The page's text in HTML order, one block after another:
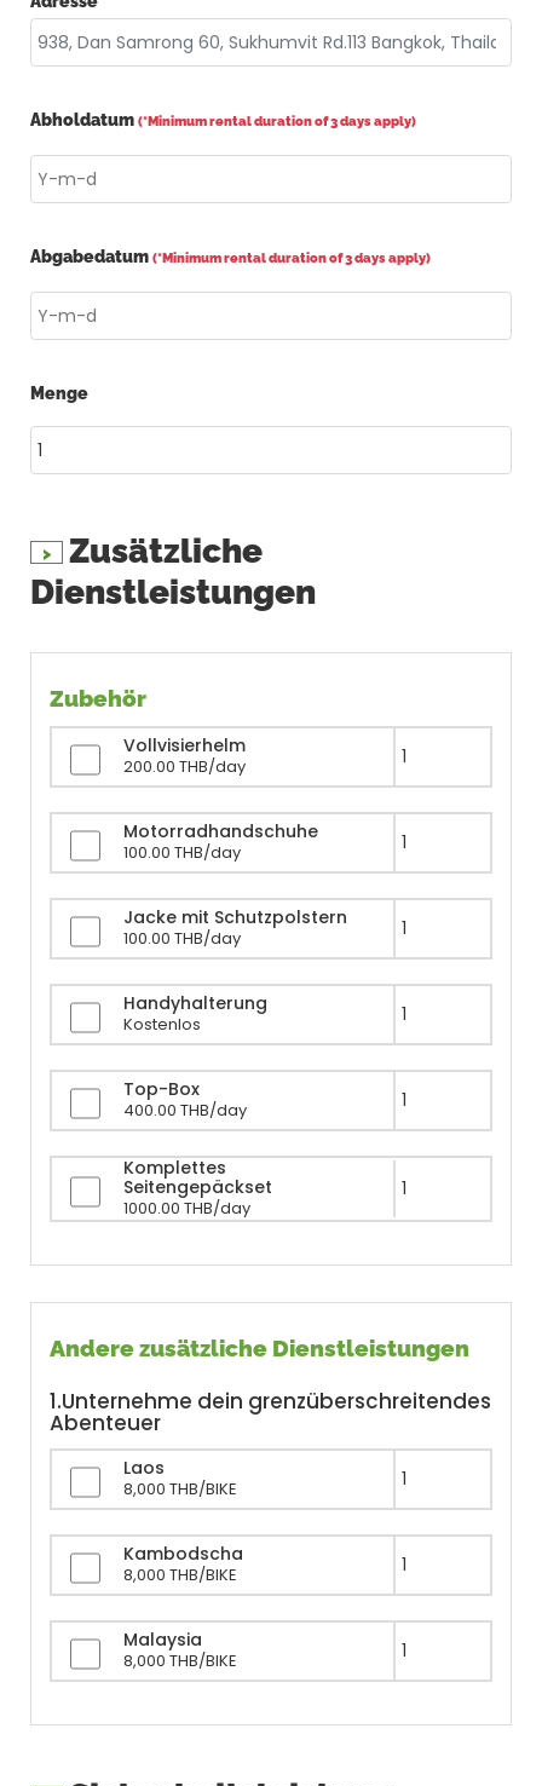
Abholdatum (*Minimum rental duration of 3 days apply)
Abgabedatum (*Minimum rental duration of 3 days apply)
Menge
Zusätzliche
Dienstleistungen
Zubehör
Vollvisierhelm
200.00 THB/day
Motorradhandschuhe
100.00 THB/day
Jacke mit Schutzpolstern
100.00 THB/day
Handyhalterung
Kostenlos
Top-Box
400.00 THB/day
Komplettes
Seitengepäckset
1000.00 THB/day
Andere zusätzliche Dienstleistungen
1.Unternehme dein grenzüberschreitendes
Abenteuer
Laos
8,000 THB/BIKE
Kambodscha
8,000 THB/BIKE
Malaysia
8,000 THB/BIKE